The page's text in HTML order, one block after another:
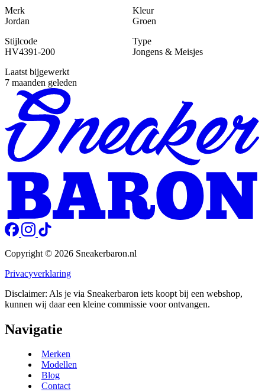
Merk
Jordan
Kleur
Groen
Stijlcode
HV4391-200
Type
Jongens & Meisjes
Laatst bijgewerkt
7 maanden geleden
Copyright © 2026 Sneakerbaron.nl
Privacyverklaring
Disclaimer: Als je via Sneakerbaron iets koopt bij een webshop,
kunnen wij daar een kleine commissie voor ontvangen.
Navigatie
Merken
Modellen
Blog
Contact